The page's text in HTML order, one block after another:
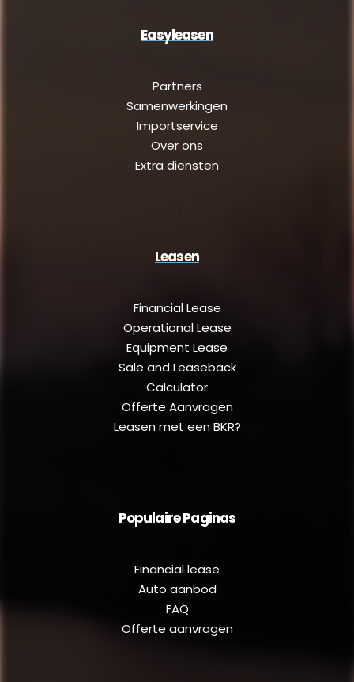
Easyleasen
Partners
Samenwerkingen
Importservice
Over ons
Extra diensten
Leasen
Financial Lease
Operational Lease
Equipment Lease
Sale and Leaseback
Calculator
Offerte Aanvragen
Leasen met een BKR?
Populaire Paginas
Financial lease
Auto aanbod
FAQ
Offerte aanvragen